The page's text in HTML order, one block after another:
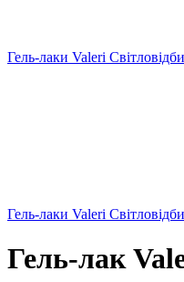
Гель-лаки Valeri
Гель-лаки Valeri
Гель-лак